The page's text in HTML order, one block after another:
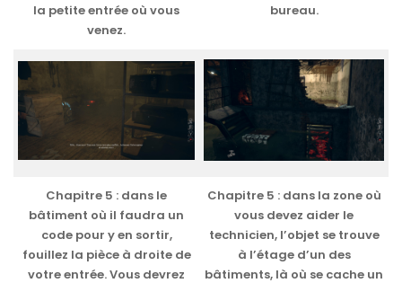
la petite entrée où vous
venez.
bureau.
Chapitre 5 : dans le
bâtiment où il faudra un
code pour y en sortir,
fouillez la pièce à droite de
votre entrée. Vous devrez
Chapitre 5 : dans la zone où
vous devez aider le
technicien, l’objet se trouve
à l’étage d’un des
bâtiments, là où se cache un